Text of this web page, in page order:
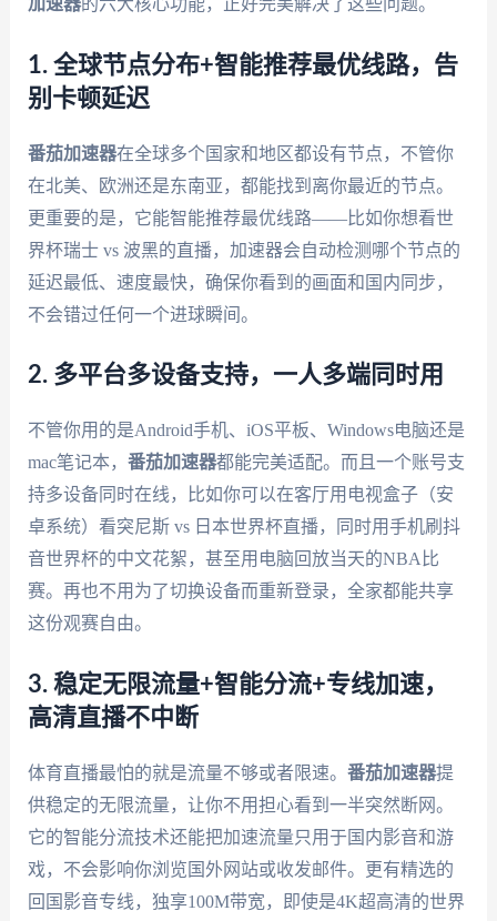
加速器的六大核心功能，正好完美解决了这些问题。
1. 全球节点分布+智能推荐最优线路，告
别卡顿延迟
番茄加速器在全球多个国家和地区都设有节点，不管你
在北美、欧洲还是东南亚，都能找到离你最近的节点。
更重要的是，它能智能推荐最优线路——比如你想看世
界杯瑞士 vs 波黑的直播，加速器会自动检测哪个节点的
延迟最低、速度最快，确保你看到的画面和国内同步，
不会错过任何一个进球瞬间。
2. 多平台多设备支持，一人多端同时用
不管你用的是Android手机、iOS平板、Windows电脑还是
mac笔记本， 番茄加速器都能完美适配。而且一个账号支
持多设备同时在线，比如你可以在客厅用电视盒子（安
卓系统）看突尼斯 vs 日本世界杯直播，同时用手机刷抖
音世界杯的中文花絮，甚至用电脑回放当天的NBA比
赛。再也不用为了切换设备而重新登录，全家都能共享
这份观赛自由。
3. 稳定无限流量+智能分流+专线加速，
高清直播不中断
体育直播最怕的就是流量不够或者限速。 番茄加速器提
供稳定的无限流量，让你不用担心看到一半突然断网。
它的智能分流技术还能把加速流量只用于国内影音和游
戏，不会影响你浏览国外网站或收发邮件。更有精选的
回国影音专线，独享100M带宽，即使是4K超高清的世界